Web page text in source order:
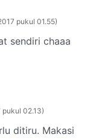
pukul 01.55
sendiri chaaa
pukul 02.13
ditiru. Makasi